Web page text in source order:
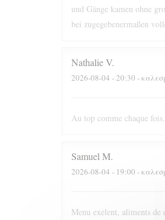
und Gänge kamen ohne
bei zugegebenermaßen
NathalieV
2026-08-04 - 20:30 -
Au top comme chaque fois.
Samuel M
2026-08-04 - 19:00 -
Menu exelent, aliments de